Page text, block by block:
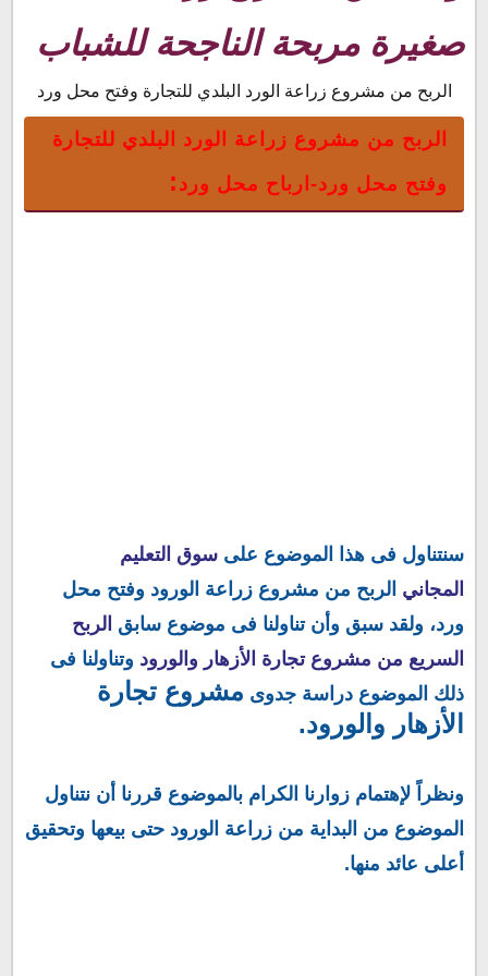
كيفية تحديد الأرض الصالحة لزراعة الورد:
دراسة جدوى مشروع زراعة الورد-متطلبات مشروع زراعة الورد
البلدى وبيعه :
إستخدامات الورد البلدى:
صغيرة مربحة الناجحة للشباب
الربح من مشروع زراعة الورد البلدي للتجارة وفتح محل ورد
الربح من مشروع زراعة الورد البلدي للتجارة
وفتح محل ورد- ارباح محل ورد :
سنتناول فى هذا الموضوع على سوق التعليم
المجاني الربح من مشروع زراعة الورود وفتح محل
ورد، ولقد سبق وأن تناولنا فى موضوع سابق الربح
السريع من مشروع تجارة الأزهار والورود وتناولنا فى
ذلك الموضوع دراسة جدوى مشروع تجارة
الأزهار والورود.
ونظراً لإهتمام زوارنا الكرام بالموضوع قررنا أن نتناول
الموضوع من البداية من زراعة الورود حتى بيعها وتحقيق
أعلى عائد منها.